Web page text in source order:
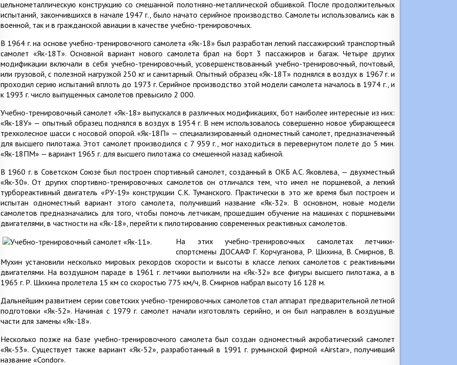
цельнометаллическую конструкцию со смешанной полотняно-металлической обшивкой. После продолжительных
испытаний, закончившихся в начале 1947 г., было начато серийное производство. Самолеты использовались как в
военной, так и в гражданской авиации в качестве учебно-тренировочных.
В 1964 г. на основе учебно-тренировочного самолета «Як-18» был разработан легкий пассажирский транспортный
самолет «Як-18Т». Основной вариант нового самолета брал на борт 3 пассажиров и багаж. Четыре других
модификации включали в себя учебно-тренировочный, усовершенствованный учебно-тренировочный, почтовый,
или грузовой, с полезной нагрузкой 250 кг и санитарный. Опытный образец «Як-18T» поднялся в воздух в 1967 г. и
проходил серию испытаний вплоть до 1973 г. Серийное производство этой модели самолета началось в 1974 г., и
к 1993 г. число выпущенных самолетов превысило 2 000.
Учебно-тренировочный самолет «Як-18» выпускался в различных модификациях, бот наиболее интересные из них:
«Як-18У» — опытный образец поднялся в воздух в 1954 г. В нем использовалось совершенно новое убирающееся
трехколесное шасси с носовой опорой. «Як-18П» — специализированный одноместный самолет, предназначенный
для высшего пилотажа. Этот самолет производился с 7 959 г., мог находиться в перевернутом полете до 5 мин.
«Як-18ПМ» — вариант 1965 г. для высшего пилотажа со смешенной назад кабиной.
В 1960 г. в Советском Союзе был построен спортивный самолет, созданный в ОКБ А.С. Яковлева, — двухместный
«Як-30». От других спортивно-тренировочных самолетов он отличался тем, что имел не поршневой, а легкий
турбореактивный двигатель «РУ-19» конструкции С.К. Туманского. Практически в это же время был построен и
испытан одноместный вариант этого самолета, получивший название «Як-32». В основном, новые модели
самолетов предназначались для того, чтобы помочь летчикам, прошедшим обучение на машинах с поршневыми
двигателями, в частности на «Як-18», перейти к пилотированию современных реактивных самолетов.
На этих учебно-тренировочных самолетах летчики-
спортсмены ДОСААФ Г. Корчуганова, Р. Шихина, В. Смирнов, В.
Мухин установили несколько мировых рекордов скорости и высоты в классе легких самолетов с реактивными
двигателями. На воздушном параде в 1961 г. летчики выполнили на «Як-32» все фигуры высшего пилотажа, а в
1965 г. Р. Шихина пролетела 15 км со скоростью 775 км/ч, В. Смирнов набрал высоту 16 128 м.
Дальнейшим развитием серии советских учебно-тренировочных самолетов стал аппарат предварительной летной
подготовки «Як-52». Начиная с 1979 г. самолет начали изготовлять серийно, и он был направлен в воздушные
части для замены «Як-18».
Несколько позже на базе учебно-тренировочного самолета был создан одноместный акробатический самолет
«Як-53». Существует также вариант «Як-52», разработанный в 1991 г. румынской фирмой «Airstar», получивший
название «Condor».